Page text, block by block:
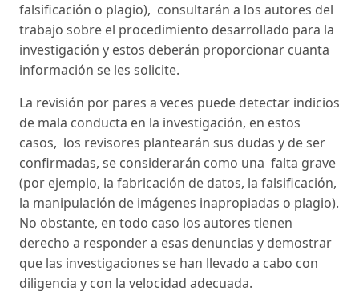
falsificación o plagio), consultarán a los autores del
trabajo sobre el procedimiento desarrollado para la
investigación y estos deberán proporcionar cuanta
información se les solicite.
La revisión por pares a veces puede detectar indicios
de mala conducta en la investigación, en estos
casos, los revisores plantearán sus dudas y de ser
confirmadas, se considerarán como una falta grave
(por ejemplo, la fabricación de datos, la falsificación,
la manipulación de imágenes inapropiadas o plagio).
No obstante, en todo caso los autores tienen
derecho a responder a esas denuncias y demostrar
que las investigaciones se han llevado a cabo con
diligencia y con la velocidad adecuada.